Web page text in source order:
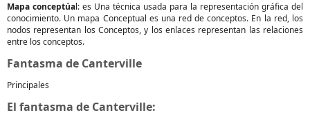
Mapa conceptúal: es Una técnica usada para la representación gráfica del
conocimiento. Un mapa Conceptual es una red de conceptos. En la red, los
nodos representan los Conceptos, y los enlaces representan las relaciones
entre los conceptos.
Fantasma de Canterville
Principales
El fantasma de Canterville: